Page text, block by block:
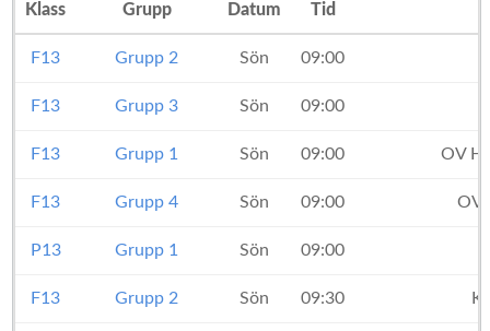
Klass Grupp Datum Tid
F13 Grupp 2 Sön 09:00
F13 Grupp 3 Sön 09:00
F13 Grupp 1 Sön 09:00 OV
F13 Grupp 4 Sön 09:00 OV
P13 Grupp 1 Sön 09:00
F13 Grupp 2 Sön 09:30